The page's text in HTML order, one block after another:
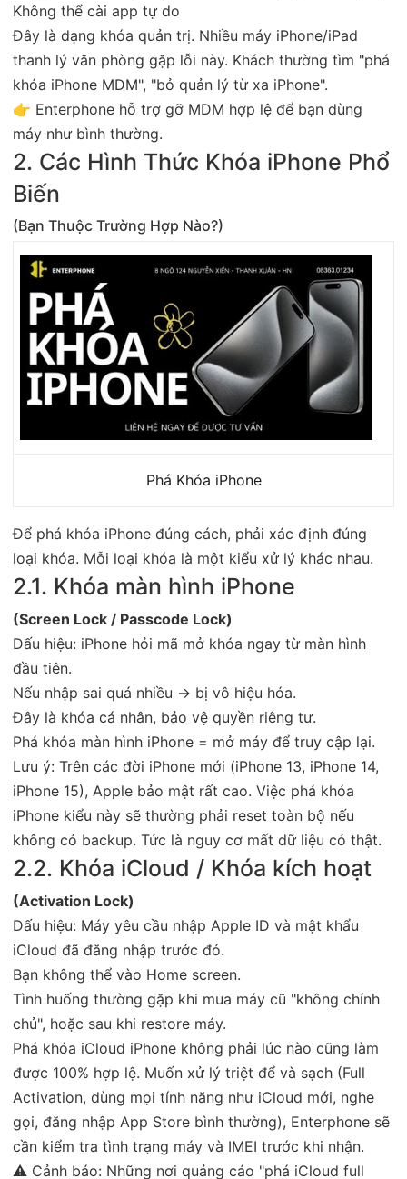
Không thể cài app tự do
Đây là dạng khóa quản trị. Nhiều máy iPhone/iPad
thanh lý văn phòng gặp lỗi này. Khách thường tìm "phá
khóa iPhone MDM", "bỏ quản lý từ xa iPhone".
👉 Enterphone hỗ trợ gỡ MDM hợp lệ để bạn dùng
máy như bình thường.
2. Các Hình Thức Khóa iPhone Phổ
Biến
(Bạn Thuộc Trường Hợp Nào?)
Phá Khóa iPhone
Để phá khóa iPhone đúng cách, phải xác định đúng
loại khóa. Mỗi loại khóa là một kiểu xử lý khác nhau.
2.1. Khóa màn hình iPhone
(Screen Lock / Passcode Lock)
Dấu hiệu: iPhone hỏi mã mở khóa ngay từ màn hình
đầu tiên.
Nếu nhập sai quá nhiều → bị vô hiệu hóa.
Đây là khóa cá nhân, bảo vệ quyền riêng tư.
Phá khóa màn hình iPhone = mở máy để truy cập lại.
Lưu ý: Trên các đời iPhone mới (iPhone 13, iPhone 14,
iPhone 15), Apple bảo mật rất cao. Việc phá khóa
iPhone kiểu này sẽ thường phải reset toàn bộ nếu
không có backup. Tức là nguy cơ mất dữ liệu có thật.
2.2. Khóa iCloud / Khóa kích hoạt
(Activation Lock)
Dấu hiệu: Máy yêu cầu nhập Apple ID và mật khẩu
iCloud đã đăng nhập trước đó.
Bạn không thể vào Home screen.
Tình huống thường gặp khi mua máy cũ "không chính
chủ", hoặc sau khi restore máy.
Phá khóa iCloud iPhone không phải lúc nào cũng làm
được 100% hợp lệ. Muốn xử lý triệt để và sạch (Full
Activation, dùng mọi tính năng như iCloud mới, nghe
gọi, đăng nhập App Store bình thường), Enterphone sẽ
cần kiểm tra tình trạng máy và IMEI trước khi nhận.
⚠ Cảnh báo: Những nơi quảng cáo "phá iCloud full